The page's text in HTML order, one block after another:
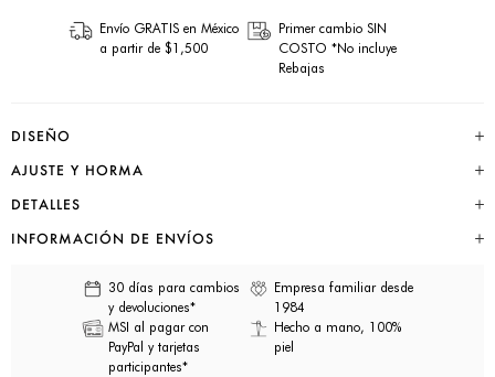
Envío GRATIS en México
a partir de $1,500
Primer cambio SIN
COSTO *No incluye
Rebajas
DISEÑO
AJUSTE Y HORMA
DETALLES
INFORMACIÓN DE ENVÍOS
30 días para cambios
y devoluciones*
Empresa familiar desde
1984
MSI al pagar con
PayPal y tarjetas
participantes*
Hecho a mano, 100%
piel